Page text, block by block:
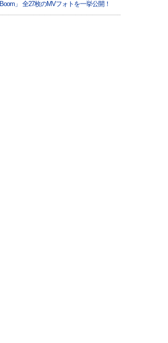
Boom」 全27枚のMVフォトを一挙公開！